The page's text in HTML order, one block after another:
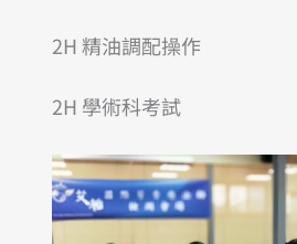
2H 精油調配操作
2H 學術科考試